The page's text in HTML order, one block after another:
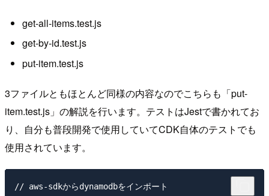
get-all-items.test.js
get-by-id.test.js
put-item.test.js
3ファイルともほとんど同様の内容なのでこちらも「put-
item.test.js」の解説を行います。テストはJestで書かれてお
り、自分も普段開発で使用していてCDK自体のテストでも
使用されています。
// aws-sdkからdynamodbをインポート